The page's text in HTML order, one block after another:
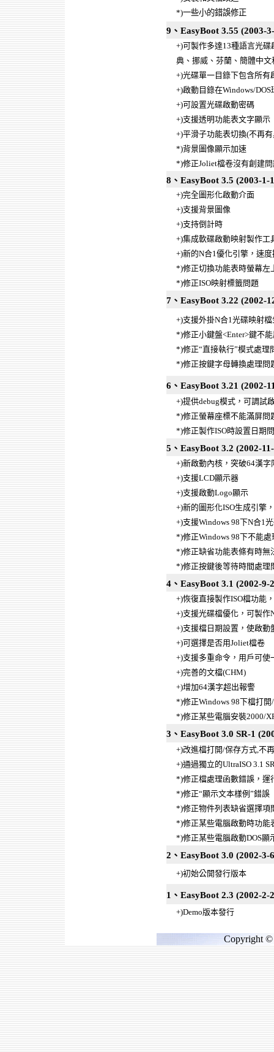
*)一些小的錯誤修正
9、EasyBoot 3.55 (2003-
+)可製作多達13種語言光
典、挪威、芬蘭、簡體中文
+)光碟單一目錄下包含所有
+)啟動目錄在Windows/
+)可設置光碟啟動密碼
+)支援透明功能表文字顯示
+)平滑子功能表切換(不再
*)背景圖像顯示加速
*)修正Joliet檔卷沒有創建
8、EasyBoot 3.5 (2003-1-
+)完全圖形化啟動介面
+)支援背景圖像
+)支持倒計時
+)集成軟碟啟動映射製作工
+)新的N合1優化引擎，速
*)修正切換功能表時螢幕左
*)修正ISO映射標籤問題
7、EasyBoot 3.22 (2002-
+)支援外掛N合1光碟映射
*)修正小鍵盤<Enter>鍵不
*)修正“直接執行”模式處理
*)修正按鍵字母轉換處理問
6、EasyBoot 3.21 (2002-
+)提供debug模式，可調試
*)修正螢幕座標不能滿屏問
*)修正製作ISO時設置日期
5、EasyBoot 3.2 (2002-
+)新啟動內核，突破64漢字
+)支援LCD顯示器
+)支援啟動Logo顯示
+)新的圖形化ISO生成引擎
+)支援Windows 98下N合1
*)修正Windows 98下不能
*)修正缺省功能表條有時無
*)修正按鍵後等待時間處理
4、EasyBoot 3.1 (2002-9-
+)恢復直接製作ISO檔功能
+)支援光碟檔優化，可製作
+)支援檔日期設置，使啟動
+)可選擇是否用Joliet檔卷
+)支援多重命令，用戶可
+)完善的文檔(CHM)
+)增加64漢字超出報警
*)修正Windows 98下檔打
*)修正某些電腦安裝2000/
3、EasyBoot 3.0 SR-1
+)改進檔打開/保存方式,不
+)通過獨立的UltraISO 3.1
*)修正檔處理函數錯誤，運
*)修正“顯示文本樣例”錯誤
*)修正物件列表缺省選擇項
*)修正某些電腦啟動時功能
*)修正某些電腦啟動DOS顯
2、EasyBoot 3.0 (2002-3-
+)初始公開發行版本
1、EasyBoot 2.3 (2002-2-
+)Demo版本發行
Copyright ©